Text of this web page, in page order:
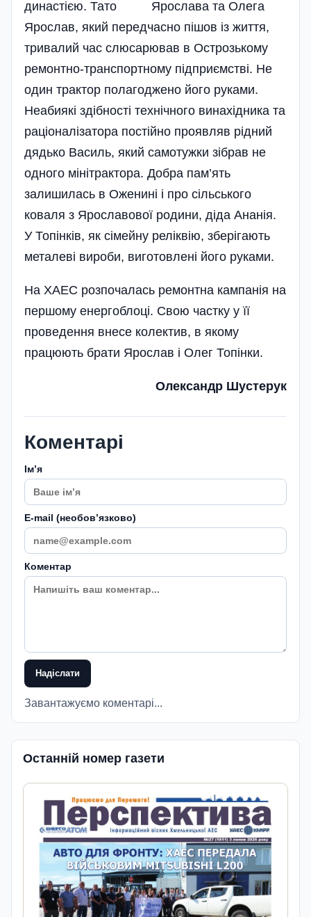
династією. Тато Яро­слав­а та Олега
Ярослав­, який передча­сно пішов із життя,
тривалий час слюсарював в Острозькому
ремонт­но-транспортному під­приємстві. Не
один трактор полагоджено його руками.
Неабиякі здібності технічного винахідника та
раціоналізатора постійно проявляв рідний
дядько Василь, який самотужки зібрав не
одного мінітрактора. Добра пам’ять
залишилась в Оженині і про сіль­ського
коваля з Яро­славової родини, діда Ананія.
У Топін­ків, як сімейну реліквію, збері­гають
металеві вироби, виготовлені його руками.
На ХАЕС розпочалась ремонтна кампанія на
першому енерго­блоці. Свою частку у її
проведення внесе колектив, в якому
працюють брати Ярослав і Олег Топінки.
Олександр Шустерук
Коментарі
Імʼя
E-mail (необовʼязково)
Коментар
Надіслати
Завантажуємо коментарі...
Останній номер газети